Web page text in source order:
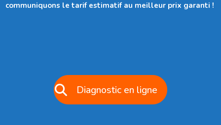
communiquons le tarif estimatif au meilleur prix garanti !
Diagnostic en ligne